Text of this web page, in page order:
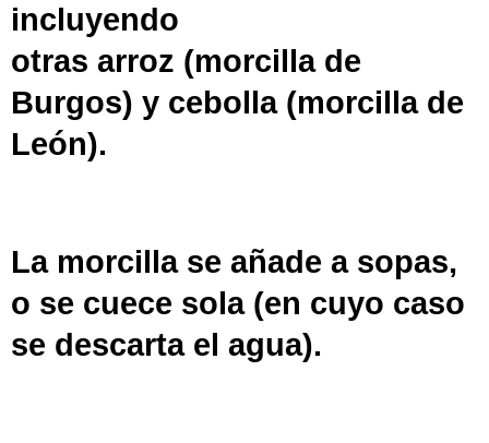
incluyendo
otras arroz (morcilla de
Burgos) y cebolla(morcilla de
León).
La morcilla se añade a sopas,
o se cuece sola (en cuyo caso
se descarta el agua).